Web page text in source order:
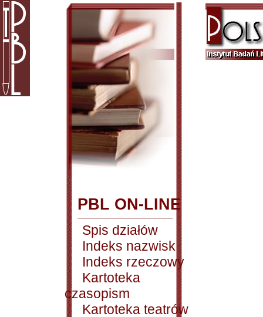
PBL ON-LINE
Spis działów
Indeks nazwisk
Indeks rzeczowy
Kartoteka
czasopism
Kartoteka teatrów